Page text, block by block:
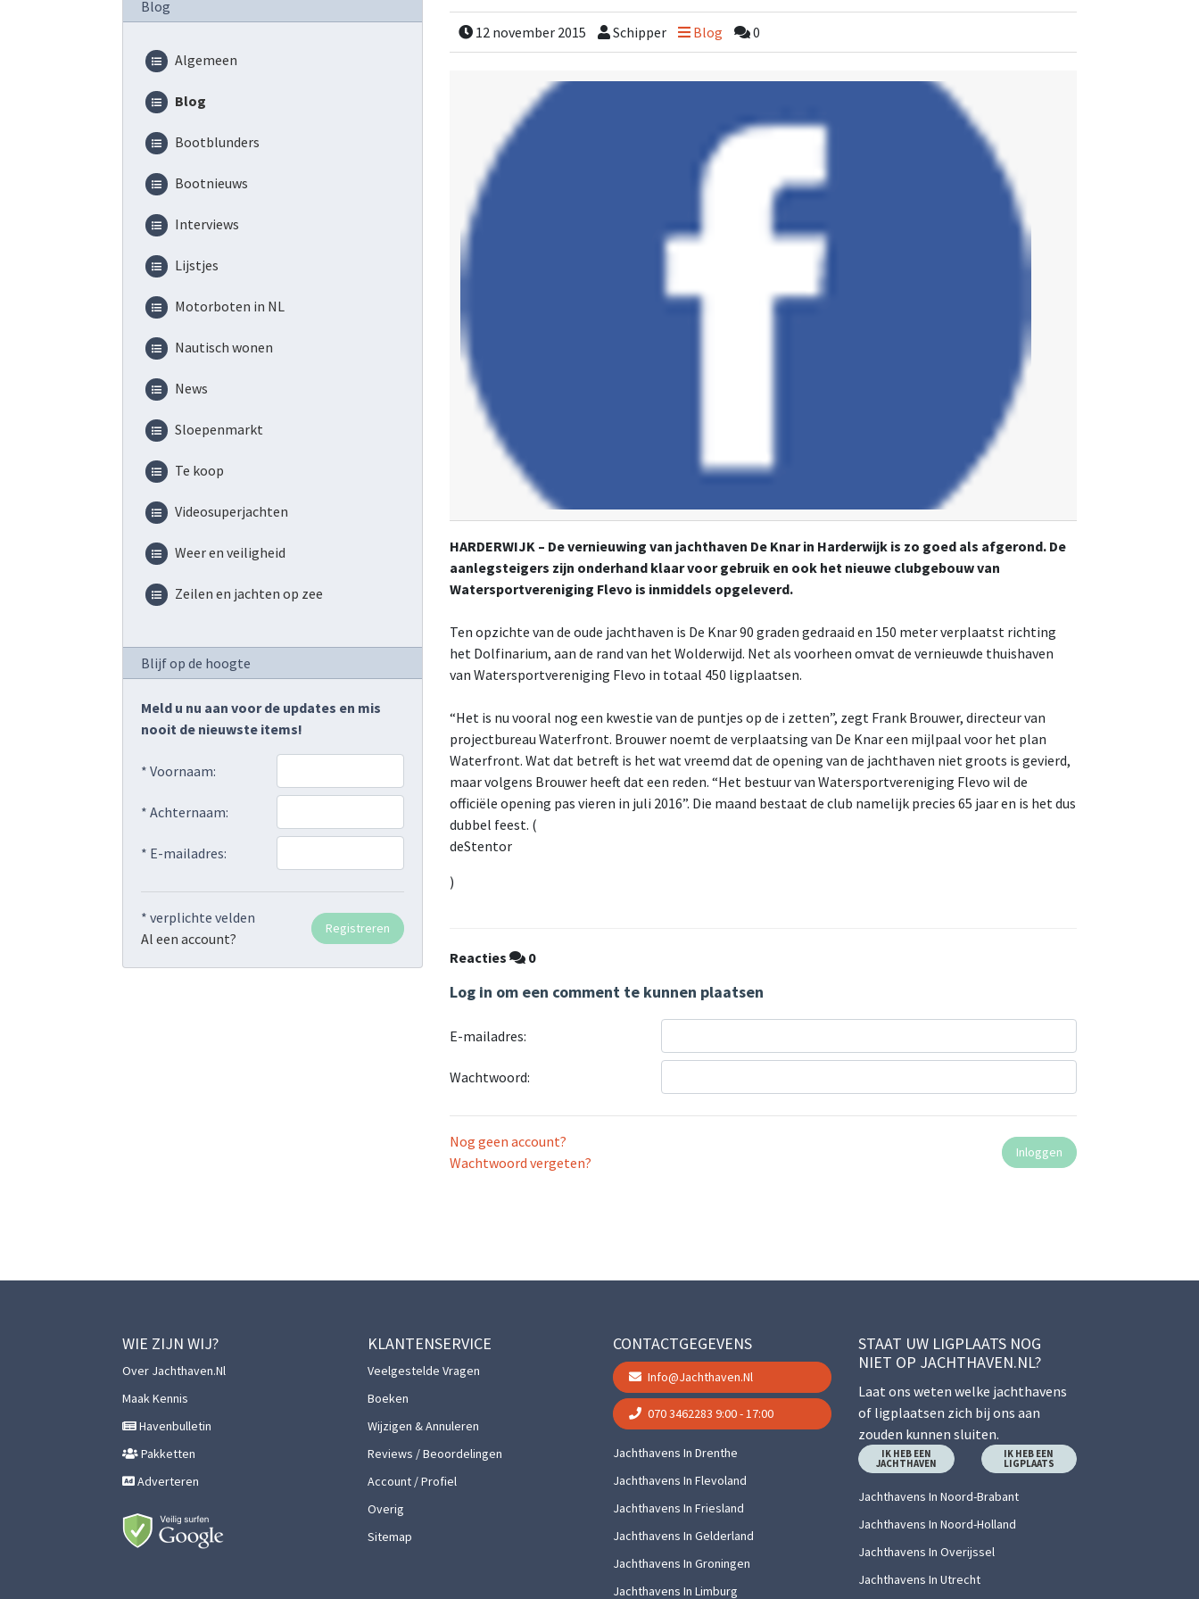
Blog
Algemeen
Blog
Bootblunders
Bootnieuws
Interviews
Lijstjes
Motorboten in NL
Nautisch wonen
News
Sloepenmarkt
Te koop
Videosuperjachten
Weer en veiligheid
Zeilen en jachten op zee
Blijf op de hoogte
Meld u nu aan voor de updates en mis
nooit de nieuwste items!
* Voornaam:
* Achternaam:
* E-mailadres:
* verplichte velden
Al een account?
12 november 2015 Schipper Blog 0
HARDERWIJK – De vernieuwing van jachthaven De Knar in Harderwijk is zo goed als afgerond. De
aanlegsteigers zijn onderhand klaar voor gebruik en ook het nieuwe clubgebouw van
Watersportvereniging Flevo is inmiddels opgeleverd.
Ten opzichte van de oude jachthaven is De Knar 90 graden gedraaid en 150 meter verplaatst richting
het Dolfinarium, aan de rand van het Wolderwijd. Net als voorheen omvat de vernieuwde thuishaven
van Watersportvereniging Flevo in totaal 450 ligplaatsen.
“Het is nu vooral nog een kwestie van de puntjes op de i zetten”, zegt Frank Brouwer, directeur van
projectbureau Waterfront. Brouwer noemt de verplaatsing van De Knar een mijlpaal voor het plan
Waterfront. Wat dat betreft is het wat vreemd dat de opening van de jachthaven niet groots is gevierd,
maar volgens Brouwer heeft dat een reden. “Het bestuur van Watersportvereniging Flevo wil de
officiële opening pas vieren in juli 2016”. Die maand bestaat de club namelijk precies 65 jaar en is het dus
dubbel feest. (
deStentor
)
Reacties 0
Log in om een comment te kunnen plaatsen
E-mailadres:
Wachtwoord:
Nog geen account?
Wachtwoord vergeten?
WIE ZIJN WIJ?
Over Jachthaven.nl
Maak Kennis
Havenbulletin
Pakketten
Adverteren
KLANTENSERVICE
Veelgestelde Vragen
Boeken
Wijzigen & Annuleren
Reviews / Beoordelingen
Account / Profiel
Overig
Sitemap
CONTACTGEGEVENS
Info@jachthaven.nl
070 3462283 9:00 - 17:00
Jachthavens In Drenthe
Jachthavens In Flevoland
Jachthavens In Friesland
Jachthavens In Gelderland
Jachthavens In Groningen
Jachthavens In Limburg
STAAT UW LIGPLAATS NOG
NIET OP JACHTHAVEN.NL?
Laat ons weten welke jachthavens
of ligplaatsen zich bij ons aan
zouden kunnen sluiten.
IK HEB EEN
JACHTHAVEN
IK HEB EEN
LIGPLAATS
Jachthavens In Noord-Brabant
Jachthavens In Noord-Holland
Jachthavens In Overijssel
Jachthavens In Utrecht